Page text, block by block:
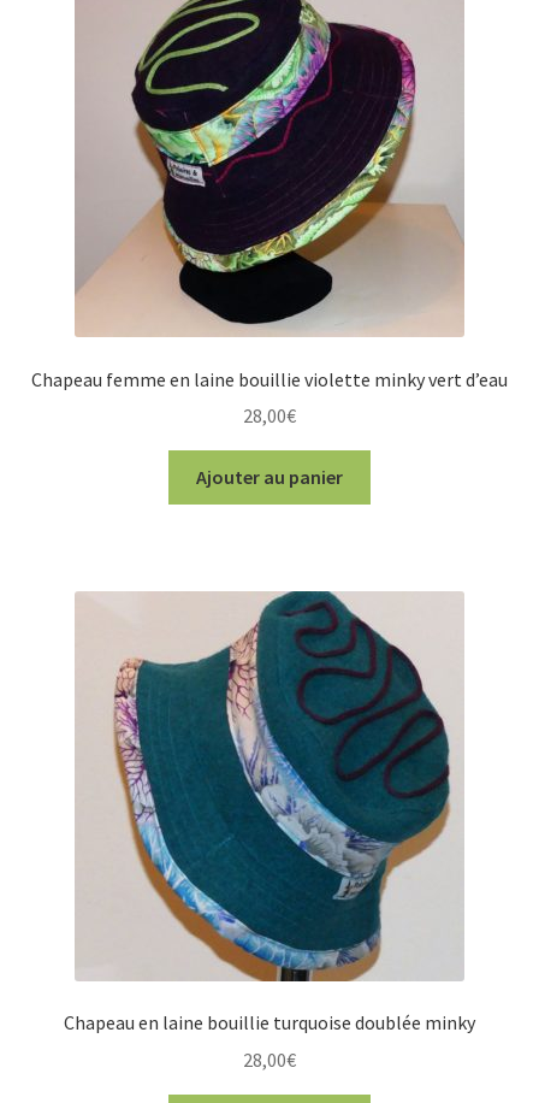
Chapeau femme en laine bouillie violette minky vert d’eau
28,00€
Ajouter au panier
Chapeau en laine bouillie turquoise doublée minky
28,00€